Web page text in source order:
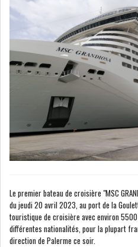
LE CMF
FRANCE
Le premier bateau de croisière "MSC
du jeudi 20 avril 2023, au port de la
touristique de croisière avec environ
différentes nationalités, pour la plupart
direction de Palerme ce soir.